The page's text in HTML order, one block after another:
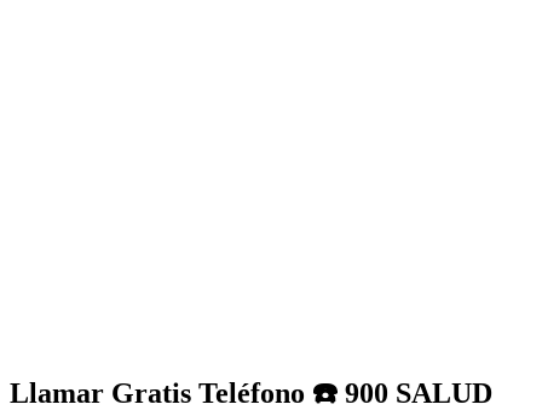
Llamar Gratis Teléfono ☎️ 900 SALUD